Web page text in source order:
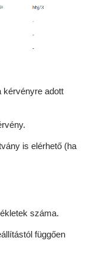
kérvényre adott
is elérhető (ha
száma.
függően